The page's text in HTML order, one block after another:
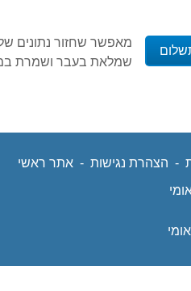
מאפשר שחזור נתונים של
שמלאת בעבר ושמרת
- הצהרת נגישות
נפתח - אתר ראשי
נפתח